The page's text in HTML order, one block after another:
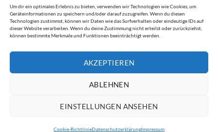
Um dir ein optimales Erlebnis zu bieten, verwenden wir Technologien wie Cookies, um
Geräteinformationen zu speichern und/oder darauf zuzugreifen. Wenn du diesen
Technologien zustimmst, können wir Daten wie das Surfverhalten oder eindeutige IDs auf
dieser Website verarbeiten. Wenn du deine Zustimmung nicht erteilst oder zurückziehst,
können bestimmte Merkmale und Funktionen beeinträchtigt werden.
AKZEPTIEREN
ABLEHNEN
EINSTELLUNGEN ANSEHEN
Cookie-RichtlinieDatenschutzerklärungImpressum
Are you human? Please solve: